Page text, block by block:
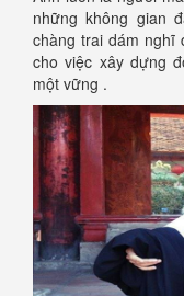
những không gian
chàng trai dám nghĩ
cho việc xây dựng
một vững .